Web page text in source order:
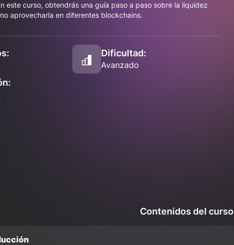
este curso, obtendrás una guía paso a paso sobre la liquidez
aprovecharla en diferentes blockchains.
Dificultad:
Avanzado
Contenidos del curso